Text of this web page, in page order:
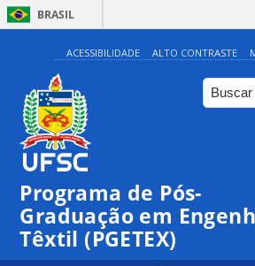
BRASIL
ACESSIBILIDADE ALTO CONTRASTE
Programa de Pós-
Graduação em
Têxtil (PGETEX)